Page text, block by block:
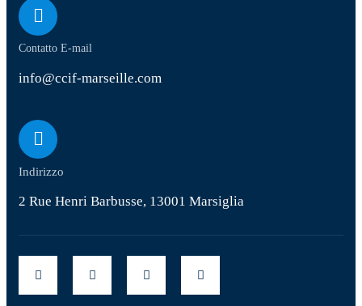
Contatto E-mail
info@ccif-marseille.com
Indirizzo
2 Rue Henri Barbusse, 13001 Marsiglia